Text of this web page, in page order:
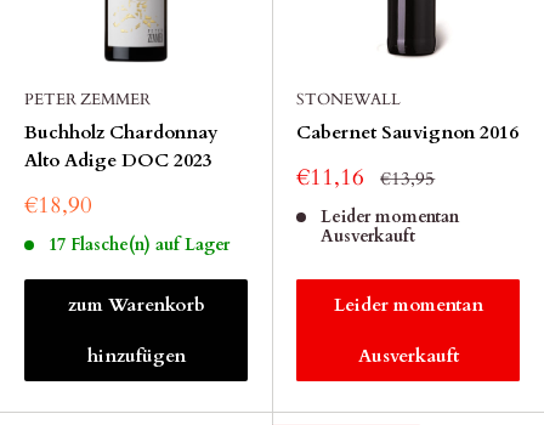
PETER ZEMMER
Buchholz Chardonnay
Alto Adige DOC 2023
€18,90
17 Flasche(n) auf Lager
zum Warenkorb
hinzufügen
STONEWALL
Cabernet Sauvignon 2016
€11,16 €13,95
Leider momentan
Ausverkauft
Leider momentan
Ausverkauft